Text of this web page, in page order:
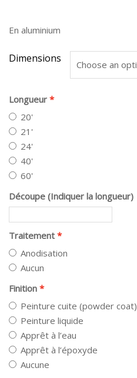
En aluminium
Dimensions
Longueur
20'
21'
24'
40'
60'
Découpe (Indiquer la longueur)
Traitement
Anodisation
Aucun
Finition
Peinture cuite (powder coat)
Peinture liquide
Apprêt à l’eau
Apprêt à l’époxyde
Aucune